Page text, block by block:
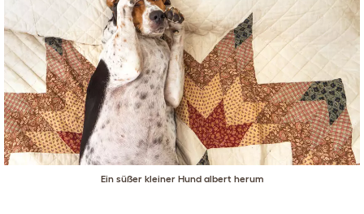
Ein süßer kleiner Hund albert herum